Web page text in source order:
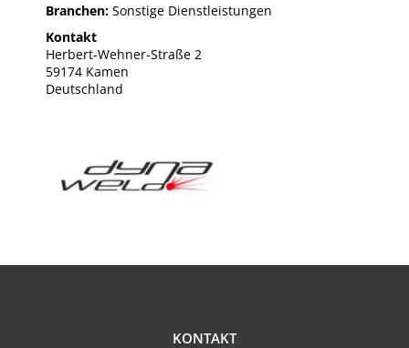
Branchen: Sonstige Dienstleistungen
Kontakt
Herbert-Wehner-Straße 2
59174 Kamen
Deutschland
KONTAKT